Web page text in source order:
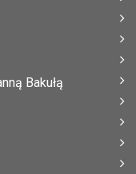
Bakułą